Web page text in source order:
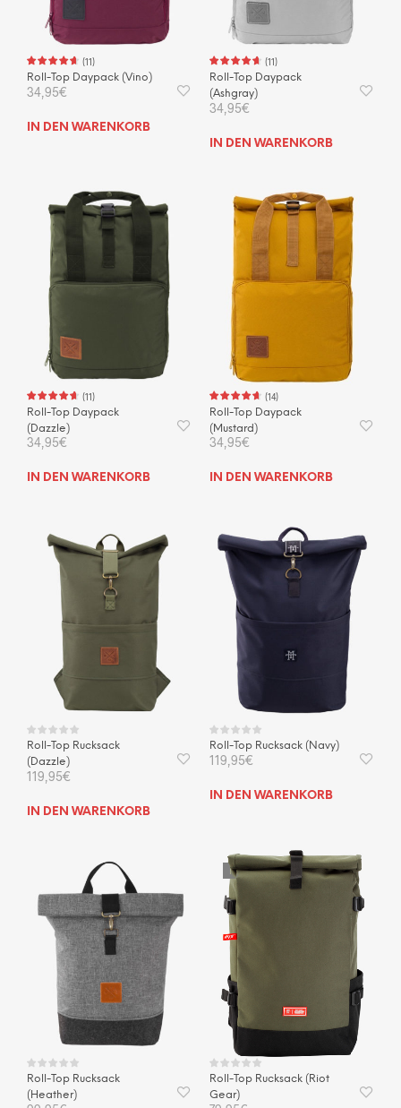
(11 )
Roll-Top Daypack (Vino)
34,95€
IN DEN WARENKORB
(11 )
Roll-Top Daypack
(Ashgray)
34,95€
IN DEN WARENKORB
(11)
Roll-Top Daypack
(Dazzle)
34,95€
IN DEN WARENKORB
(14)
Roll-Top Daypack
(Mustard)
34,95€
IN DEN WARENKORB
Roll-Top Rucksack
(Dazzle)
119,95€
IN DEN WARENKORB
Roll-Top Rucksack (Navy)
119,95€
IN DEN WARENKORB
Roll-Top Rucksack
(Heather)
NICHT VORRÄTIG
Roll-Top Rucksack (Riot
Gear)